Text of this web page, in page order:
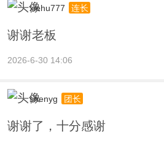
xiehu777 连长
谢谢老板
2026-6-30 14:06
shenyg 团长
谢谢了，十分感谢